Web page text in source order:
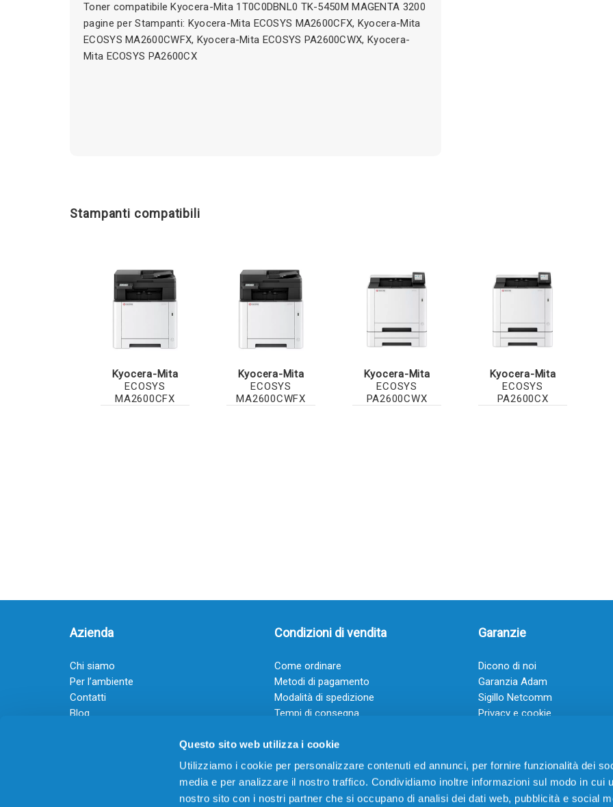
Questo sito web utilizza i cookie
Utilizziamo i cookie per personalizzare contenuti ed annunci, per fornire funzionalità dei
media e per analizzare il nostro traffico. Condividiamo inoltre informazioni sul modo in cui
nostro sito con i nostri partner che si occupano di analisi dei dati web, pubblicità e social
Toner compatibile Kyocera-Mita 1T0C0DBNL0 TK-5450M MAGENTA 3200
pagine per Stampanti: Kyocera-Mita ECOSYS MA2600CFX, Kyocera-Mita
ECOSYS MA2600CWFX, Kyocera-Mita ECOSYS PA2600CWX, Kyocera-
Mita ECOSYS PA2600CX
Stampanti compatibili
Kyocera-Mita
ECOSYS
MA2600CFX
Kyocera-Mita
ECOSYS
MA2600CWFX
Kyocera-Mita
ECOSYS
PA2600CWX
Kyocera-Mita
ECOSYS
PA2600CX
Azienda
Chi siamo
Per l’ambiente
Contatti
Blog
Guadagna con il Dropship
Condizioni di vendita
Come ordinare
Metodi di pagamento
Modalità di spedizione
Tempi di consegna
Garanzie
Dicono di noi
Garanzia Adam
Sigillo Netcomm
Privacy e cookie